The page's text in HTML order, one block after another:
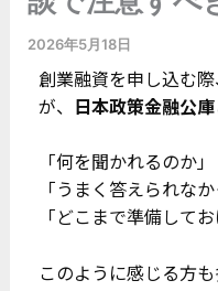
2026年5月18日
創業融資を申し込む
が、 日本政策金融公
「何を聞かれるのか」
「うまく答えられな
「どこまで準備して
このように感じる方